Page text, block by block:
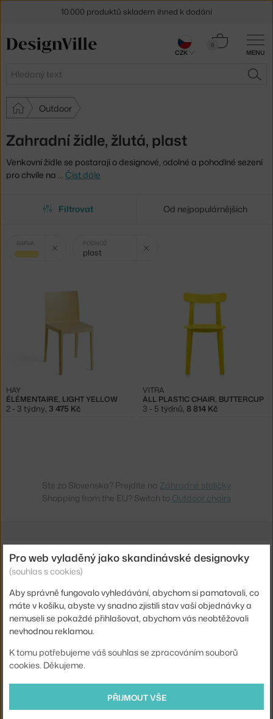
MENU
Hledat
0
Košík
Outdoor
Zahradní židle, žlutá, plast
Venkovní židle se postarají o designové, odolné a pohodlné sezení
pro chvíle na … Číst dále
Filtrovat Od nejpopulárnějších
Vybrané
filtry:
BARVA
žlutá
Zrušit filtr
PODNOŽ
plast
ÉLÉMENTAIRE, LIGHT YELLOW
HAY
2 - 3 týdny 3 475 Kč
ALL PLASTIC CHAIR, BUTTERCUP
VITRA
3 - 5 týdnů 8 814 Kč
Ste zo Slovenska? Prejdite na Záhradné stoličky
Shopping from the EU? Switch to Outdoor chairs
10.000 produktů skladem ihned k dodání
30 dní na vrácení zbožíCZK
Pro web vyladěný jako skandinávské designovky
(souhlas s cookies)
Aby správně fungovalo vyhledávání, abychom si pamatovali, co
máte v košíku, abyste vy snadno zjistili stav vaší objednávky a
nemuseli se pokaždé přihlašovat, abychom vás neobtěžovali
nevhodnou reklamou.
K tomu potřebujeme váš souhlas se zpracováním souborů
cookies. Děkujeme.
PŘIJMOUT VŠE
Novinky e-mailem
Přihlášením souhlasíte sezpracováním osobních údajů.
Sortiment